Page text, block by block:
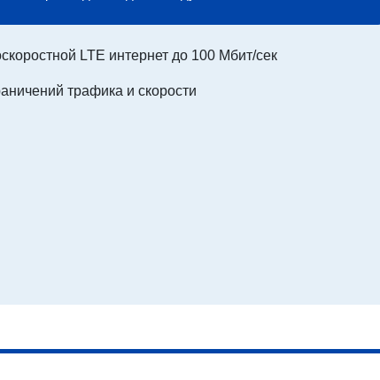
LTE интернет до 100 Мбит/сек
трафика и скорости